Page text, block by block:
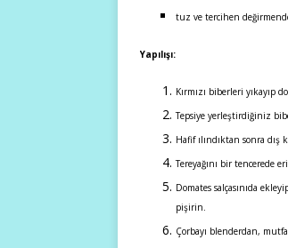
tuz ve tercihen
Yapılışı:
Kırmızı biberleri yıkayıp
Tepsiye yerleştirdiğiniz
Hafif ılındıktan sonra dış
Tereyağını bir tencerede
Domates salçasınıda
pişirin.
Çorbayı blenderdan,